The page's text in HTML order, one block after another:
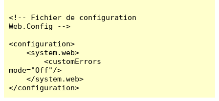
<!-- Fichier de configuration
Web.Config -->
<configuration>
    <system.web>
        <customErrors
mode="Off"/>
    </system.web>
</configuration>